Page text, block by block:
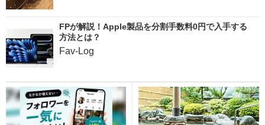
FPが解説！Apple製品を分割手数料0円で入手する
方法とは？
Fav-Log